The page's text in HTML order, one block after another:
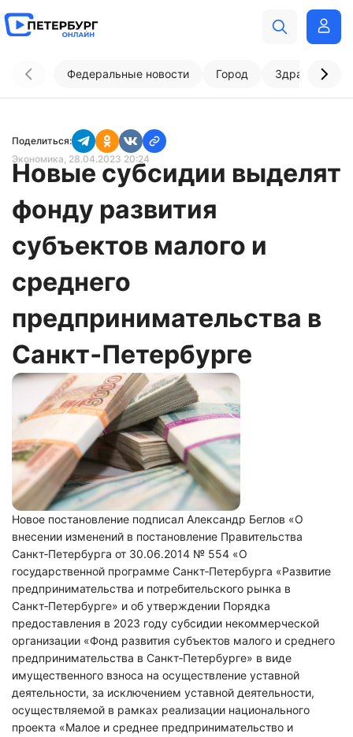
Федеральные новости Город
Поделиться:
Экономика, 28.04.2023 20:24
Новые субсидии выделят
фонду развития
субъектов малого и
среднего
предпринимательства в
Санкт‑Петербурге
Новое постановление подписал Александр Беглов «О
внесении изменений в постановление Правительства
Санкт‑Петербурга от 30.06.2014 № 554 «О
государственной программе Санкт‑Петербурга «Развитие
предпринимательства и потребительского рынка в
Санкт‑Петербурге» и об утверждении Порядка
предоставления в 2023 году субсидии некоммерческой
организации «Фонд развития субъектов малого и среднего
предпринимательства в Санкт‑Петербурге» в виде
имущественного взноса на осуществление уставной
деятельности, за исключением уставной деятельности,
осуществляемой в рамках реализации национального
проекта «Малое и среднее предпринимательство и